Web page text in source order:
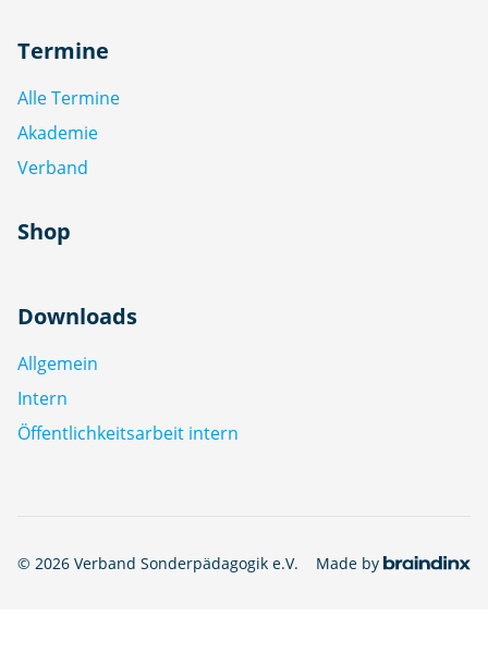
Termine
Alle Termine
Akademie
Verband
Shop
Downloads
Allgemein
Intern
Öffentlichkeitsarbeit intern
© 2026 Verband Sonderpädagogik e.V. Made by